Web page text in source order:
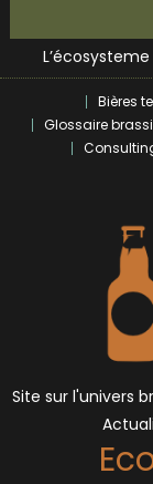
to
contentZoumaï :
L’intelligence
BrewDog
Bières et
Bières
Glossaire
Site sur l'univers